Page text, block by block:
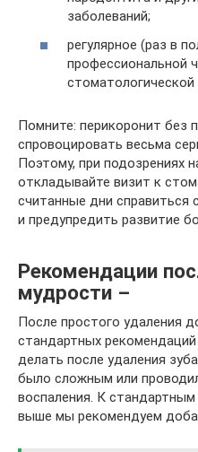
заболеваний;
регулярное (раз в
профессиональной
стоматологической
Помните: перикоронит без
спровоцировать весьма
Поэтому, при подозрениях
откладывайте визит к
считанные дни
и предупредить развитие
Рекомендации
мудрости –
После простого удаления
стандартных
делать после удаления
было сложным или
воспаления. К
выше мы рекомендуем